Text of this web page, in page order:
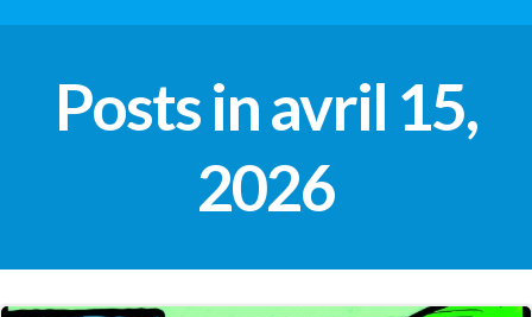
Posts in avril 15,
2026